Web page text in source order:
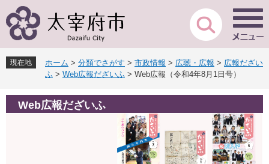
ー
先
頭
す
ニ
を
飛
し
現在地 ホーム > 分類でさがす > 市政情報 > 広聴・広報 > 広報だざい
ふ > Web広報だざいふ > Web広報（令和4年8月1日号）
Web広報だざいふ